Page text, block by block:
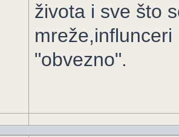
života i sve što
"obvezno".